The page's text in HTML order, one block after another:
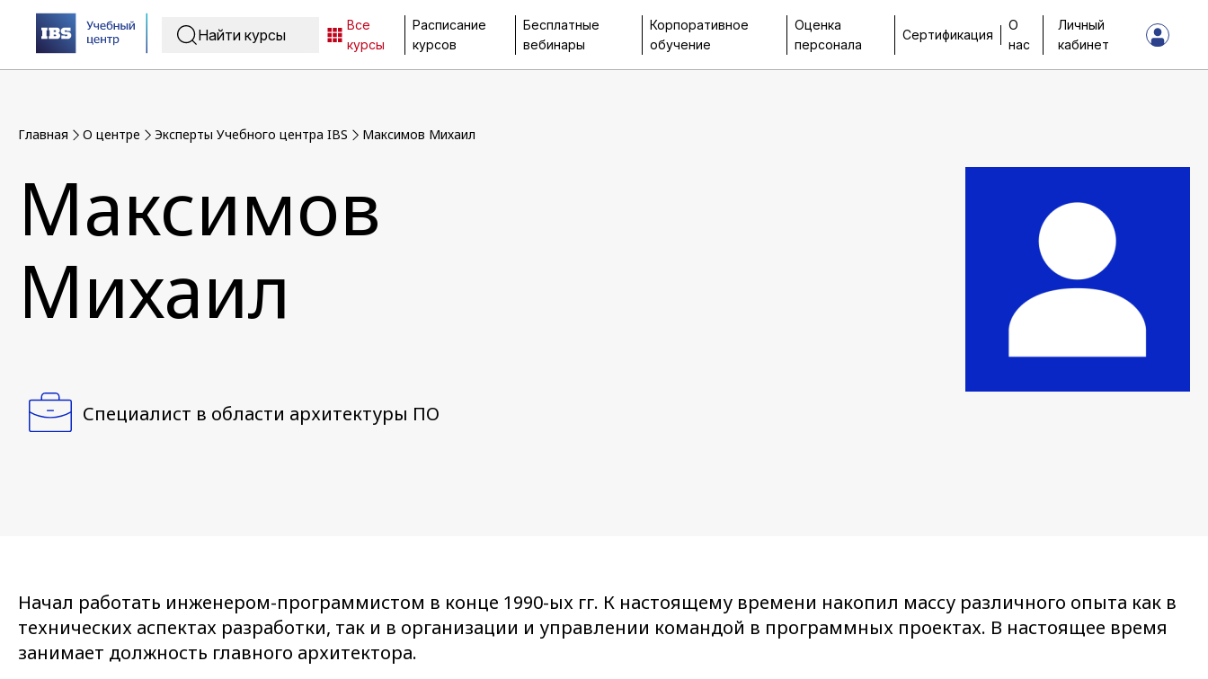
Все
курсы
Расписание
курсов
Бесплатные
вебинары
Корпоративное
обучение
Оценка
персонала
Сертификация
О
нас
Личный
кабинет
Главная O центре Эксперты Учебного центра IBS Максимов Михаил
Максимов
Михаил
Специалист в области архитектуры ПО
Начал работать инженером-программистом в конце 1990-ых гг. К настоящему времени накопил массу различного опыта как в
технических аспектах разработки, так и в организации и управлении командой в программных проектах. В настоящее время
занимает должность главного архитектора.